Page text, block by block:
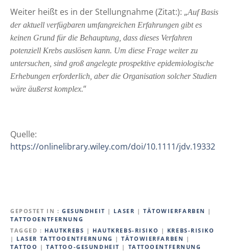
Weiter heißt es in der Stellungnahme (Zitat:): „Auf Basis
der aktuell verfügbaren umfangreichen Erfahrungen gibt es
keinen Grund für die Behauptung, dass dieses Verfahren
potenziell Krebs auslösen kann. Um diese Frage weiter zu
untersuchen, sind groß angelegte prospektive epidemiologische
Erhebungen erforderlich, aber die Organisation solcher Studien
wäre äußerst komplex.“
Quelle:
https://onlinelibrary.wiley.com/doi/10.1111/jdv.19332
GEPOSTET IN GESUNDHEIT | LASER | TÄTOWIERFARBEN |
TATTOOENTFERNUNG
TAGGED
HAUTKREBS | HAUTKREBS-RISIKO | KREBS-RISIKO
| LASER TATTOOENTFERNUNG |TÄTOWIERFARBEN |
TATTOO |TATTOO-GESUNDHEIT | TATTOOENTFERNUNG